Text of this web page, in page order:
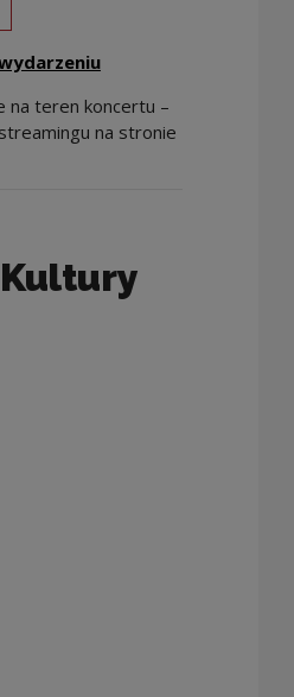
na teren koncertu –
na stronie
new window
open in a new window